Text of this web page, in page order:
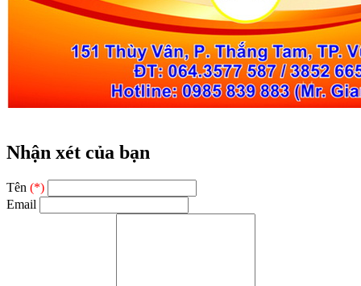
Nhận xét của bạn
Tên (*)
Email